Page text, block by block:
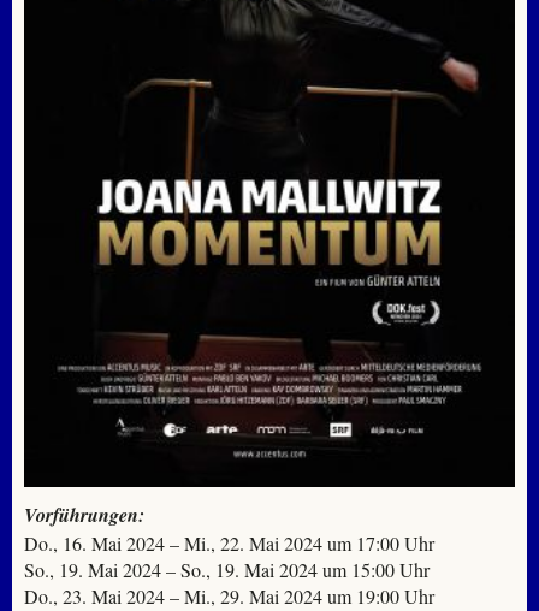
Vorführungen:
Do., 16. Mai 2024 – Mi., 22. Mai 2024 um 17:00 Uhr
So., 19. Mai 2024 – So., 19. Mai 2024 um 15:00 Uhr
Do., 23. Mai 2024 – Mi., 29. Mai 2024 um 19:00 Uhr